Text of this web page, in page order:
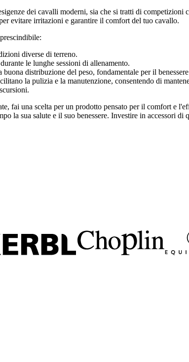
dei cavalli moderni, sia che si tratti di competizioni
evitare irritazioni e garantire il comfort del tuo cavallo.
diverse di terreno.
le lunghe sessioni di allenamento.
distribuzione del peso, fondamentale per il
la pulizia e la manutenzione, consentendo di
fai una scelta per un prodotto pensato per il comfort e
la sua salute e il suo benessere. Investire in accessori